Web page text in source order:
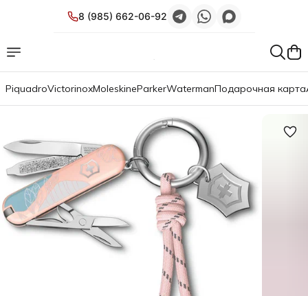
8 (985) 662-06-92
PiquadroVictorinoxMoleskineParkerWatermanПодарочная карта